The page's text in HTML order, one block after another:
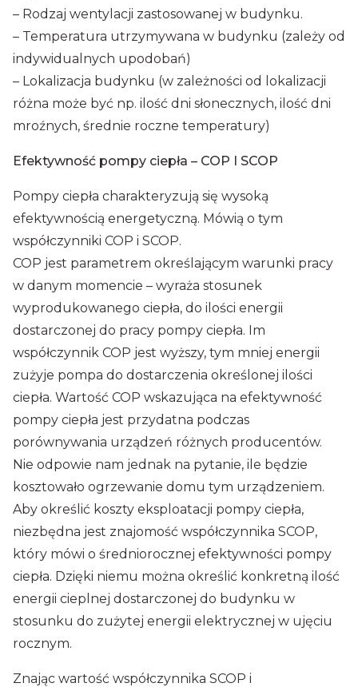
– Rodzaj wentylacji zastosowanej w budynku.
– Temperatura utrzymywana w budynku (zależy od
indywidualnych upodobań)
– Lokalizacja budynku (w zależności od lokalizacji
różna może być np. ilość dni słonecznych, ilość dni
mroźnych, średnie roczne temperatury)
Efektywność pompy ciepła – COP I SCOP
Pompy ciepła charakteryzują się wysoką
efektywnością energetyczną. Mówią o tym
współczynniki COP i SCOP.
COP jest parametrem określającym warunki pracy
w danym momencie – wyraża stosunek
wyprodukowanego ciepła, do ilości energii
dostarczonej do pracy pompy ciepła. Im
współczynnik COP jest wyższy, tym mniej energii
zużyje pompa do dostarczenia określonej ilości
ciepła. Wartość COP wskazująca na efektywność
pompy ciepła jest przydatna podczas
porównywania urządzeń różnych producentów.
Nie odpowie nam jednak na pytanie, ile będzie
kosztowało ogrzewanie domu tym urządzeniem.
Aby określić koszty eksploatacji pompy ciepła,
niezbędna jest znajomość współczynnika SCOP,
który mówi o średniorocznej efektywności pompy
ciepła. Dzięki niemu można określić konkretną ilość
energii cieplnej dostarczonej do budynku w
stosunku do zużytej energii elektrycznej w ujęciu
rocznym.
Znając wartość współczynnika SCOP i